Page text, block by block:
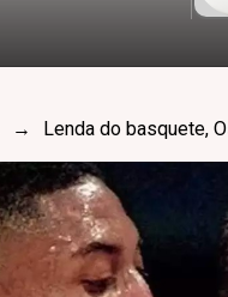
→ Lenda do basquete,